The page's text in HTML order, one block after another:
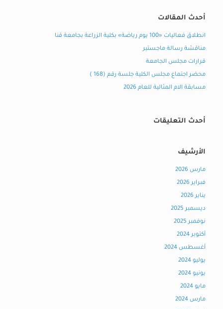
أحدث المقالات
انطلاق فعاليات «100 يوم رياضة» بكلية الزراعة بجامعة قنا
مناقشة رسالة ماجستير
قرارات مجلس الجامعة
محضر اجتماع مجلس الكلية جلسة رقم (168 )
مسابقة الام المثالية للعام 2026
أحدث التعليقات
الأرشيف
مارس 2026
فبراير 2026
يناير 2026
ديسمبر 2025
نوفمبر 2025
أكتوبر 2024
أغسطس 2024
يوليو 2024
يونيو 2024
مايو 2024
مارس 2024